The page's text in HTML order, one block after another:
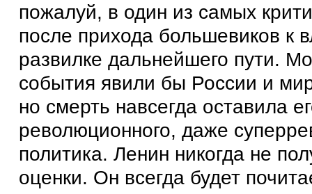
пожалуй, в один из самых
после прихода большевиков к
развилке дальнейшего пути.
события явили бы России и
но смерть навсегда оставила
революционного, даже
политика. Ленин никогда не
оценки. Он всегда будет